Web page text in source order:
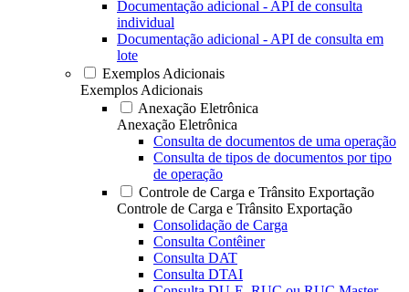
Documentação adicional - API de consulta
individual
Documentação adicional - API de consulta em
lote
Exemplos Adicionais
Exemplos Adicionais
Anexação Eletrônica
Anexação Eletrônica
Consulta de documentos de uma operação
Consulta de tipos de documentos por tipo
de operação
Controle de Carga e Trânsito Exportação
Controle de Carga e Trânsito Exportação
Consolidação de Carga
Consulta Contêiner
Consulta DAT
Consulta DTAI